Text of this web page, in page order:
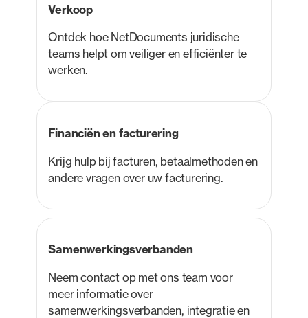
Verkoop
Ontdek hoe NetDocuments juridische
teams helpt om veiliger en efficiënter te
werken.
Financiën en facturering
Krijg hulp bij facturen, betaalmethoden en
andere vragen over uw facturering.
Samenwerkingsverbanden
Neem contact op met ons team voor
meer informatie over
samenwerkingsverbanden, integratie en